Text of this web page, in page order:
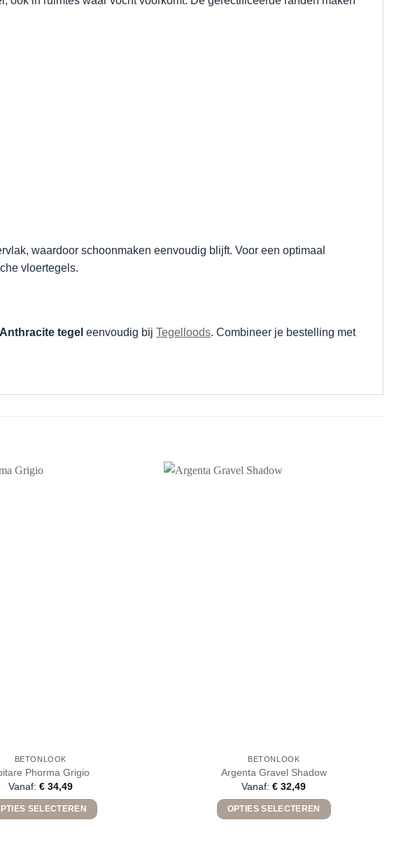
waardoor schoonmaken eenvoudig blijft. Voor een optimaal
vloertegels.
tegel eenvoudig bij Tegelloods. Combineer je bestelling met
BETONLOOK
Phorma Grigio
Vanaf: €34,49
SELECTEREN
BETONLOOK
Argenta Gravel Shadow
Vanaf:€ 32,49
OPTIES SELECTEREN